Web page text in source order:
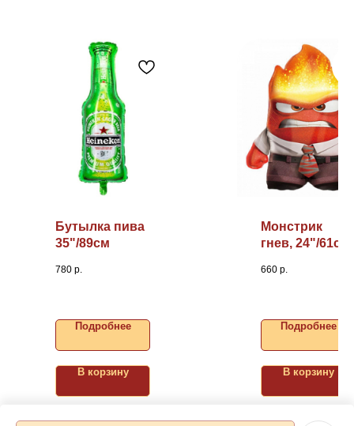
Бутылка пива
35"/89см
780 р.
Подробнее
В корзину
Монстрик
гнев, 24"/61см
660 р.
Подробнее
В корзину